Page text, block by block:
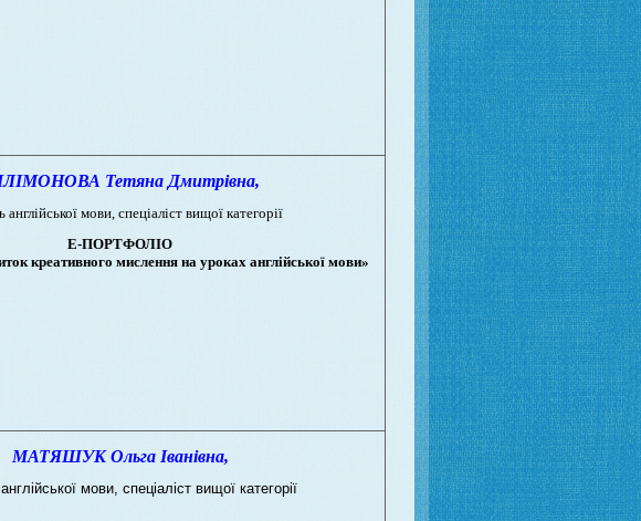
Тетяна Дмитрівна,
англійської мови,спеціаліст вищої категорії
Е-ПОРТФОЛІО
креативного мислення на уроках англійської мови»
МАТЯШУК Ольга Іванівна,
мови, спеціаліст вищої категорії